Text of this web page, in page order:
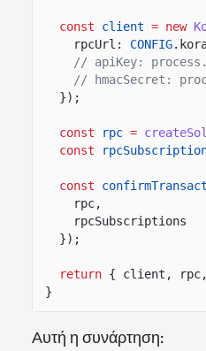
const client = new
rpcUrl:
CONFIG
// apiKey:
// hmacSecret:
});
const rpc =
const
const
rpc,
rpcSubscriptions
});
return { client, rpc,
}
Αυτή η συνάρτηση: